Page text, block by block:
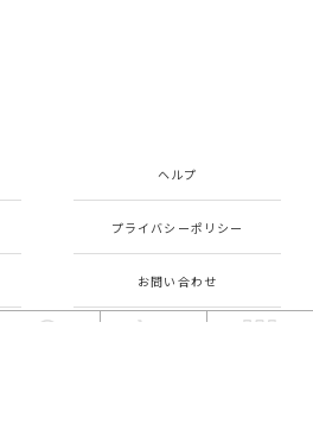
ヘルプ
プライバシーポリシー
お問い合わせ